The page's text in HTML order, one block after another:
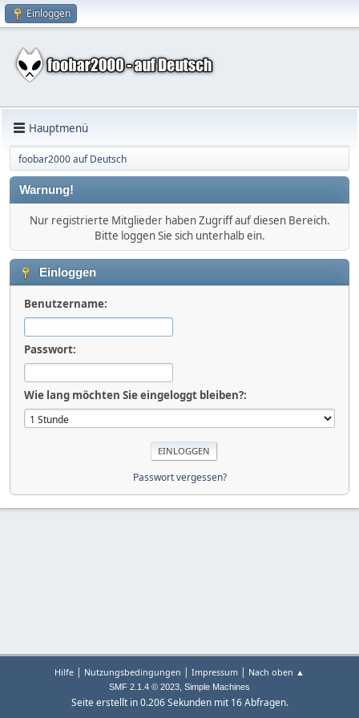
Einloggen
Hauptmenü
foobar2000 auf Deutsch
Warnung!
Nur registrierte Mitglieder haben Zugriff auf diesen Bereich.
Bitte loggen Sie sich unterhalb ein.
Einloggen
Benutzername:
Passwort:
Wie lang möchten Sie eingeloggt bleiben?:
Passwort vergessen?
Hilfe | Nutzungsbedingungen | Impressum | Nach oben ▲
SMF 2.1.4 © 2023, Simple Machines
Seite erstellt in 0.206 Sekunden mit 16 Abfragen.